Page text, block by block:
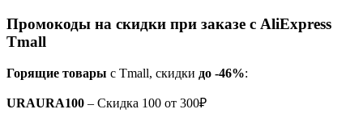
Промокоды на скидки при заказе с AliExpress
Tmall
Горящие товары с Tmall, скидки до -46%:
URAURA100 – Скидка 100 от 300₽